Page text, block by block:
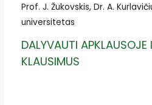
Prof. J. Žukovskis, Dr. A.
universitetas
DALYVAUTI APKLAUSOJE
KLAUSIMUS